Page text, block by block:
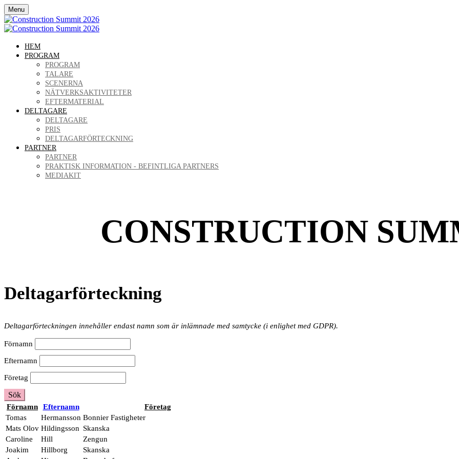
Menu
HEM
PROGRAM
PROGRAM
TALARE
SCENERNA
NÄTVERKSAKTIVITETER
EFTERMATERIAL
DELTAGARE
DELTAGARE
PRIS
DELTAGARFÖRTECKNING
PARTNER
PARTNER
PRAKTISK INFORMATION - BEFINTLIGA PARTNERS
MEDIAKIT
CONSTRUCTION
Deltagarförteckning
Deltagarförteckningen innehåller endast namn som är inlämnade med samtycke (i enlighet med GDPR).
Förnamn
Efternamn
Företag
Sök
Förnamn Efternamn
Företag
Tomas
Hermansson Bonnier Fastigheter
Mats Olov Hildingsson Skanska
Caroline
Hill
Zengun
Joakim
Hillborg
Skanska